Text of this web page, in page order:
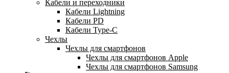
Кабели и переходники
Кабели Lightning
Кабели PD
Кабели Type-C
Чехлы
Чехлы для смартфонов
Чехлы для смартфонов Apple
Чехлы для смартфонов Samsung